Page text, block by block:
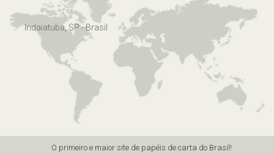
Indaiatuba, SP - Brasil
O primeiro e maior site de papéis de carta do Brasil!